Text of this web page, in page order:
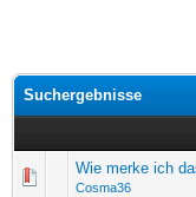
Suchergebnisse
Wie merke ich
Cosma36